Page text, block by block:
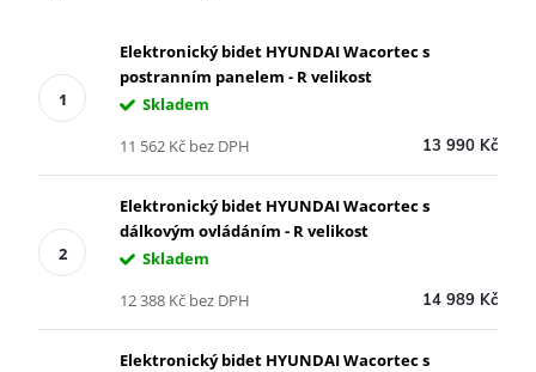
Elektronický bidet HYUNDAI Wacortec s
postranním panelem - R velikost
Skladem
13 990 Kč
11 562 Kč bez DPH
Elektronický bidet HYUNDAI Wacortec s
dálkovým ovládáním - R velikost
Skladem
14 989 Kč
12 388 Kč bez DPH
Elektronický bidet HYUNDAI Wacortec s